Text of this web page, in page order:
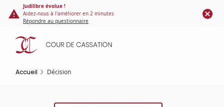
Panneau de gestion des cookies
contenu
principal
Judilibre évolue !
Aidez-nous à l'améliorer en 2 minutes
Répondre au questionnaire
Accueil Décision